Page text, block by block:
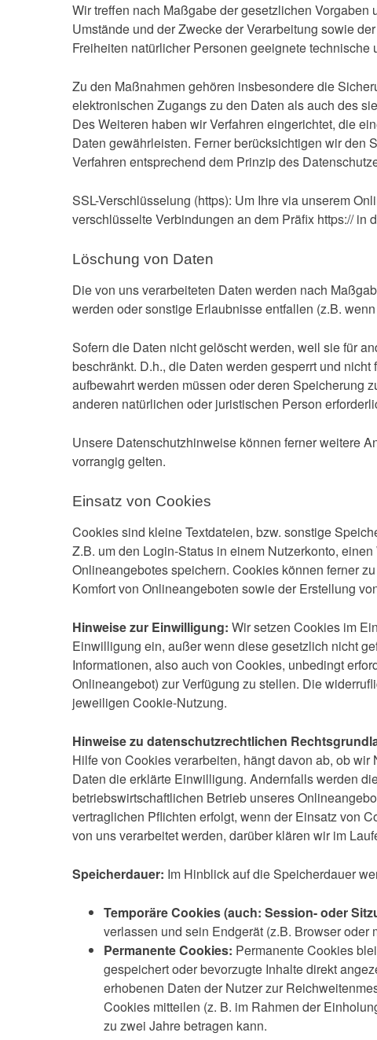
Wir treffen nach Maßgabe der gesetzlichen
Umstände und der Zwecke der Verarbeitung sowie
Freiheiten natürlicher Personen geeignete
Zu den Maßnahmen gehören insbesondere die
elektronischen Zugangs zu den Daten als auch des
Des Weiteren haben wir Verfahren eingerichtet, die
Daten gewährleisten. Ferner berücksichtigen wir den
Verfahren entsprechend dem Prinzip des
SSL-Verschlüsselung (https): Um Ihre via unserem
verschlüsselte Verbindungen an dem Präfix https:// in
Löschung von Daten
Die von uns verarbeiteten Daten werden nach
werden oder sonstige Erlaubnisse entfallen (z.B.
Sofern die Daten nicht gelöscht werden, weil sie für
beschränkt. D.h., die Daten werden gesperrt und
aufbewahrt werden müssen oder deren Speicherung
anderen natürlichen oder juristischen Person
Unsere Datenschutzhinweise können ferner weitere
vorrangig gelten.
Einsatz von Cookies
Cookies sind kleine Textdateien, bzw. sonstige
Z.B. um den Login-Status in einem Nutzerkonto,
Onlineangebotes speichern. Cookies können ferner
Komfort von Onlineangeboten sowie der Erstellung
Hinweise zur Einwilligung: Wir setzen Cookies im
Einwilligung ein, außer wenn diese gesetzlich nicht
Informationen, also auch von Cookies, unbedingt
Onlineangebot) zur Verfügung zu stellen. Die
jeweiligen Cookie-Nutzung.
Hinweise zu datenschutzrechtlichen
Hilfe von Cookies verarbeiten, hängt davon ab, ob
Daten die erklärte Einwilligung. Andernfalls werden
betriebswirtschaftlichen Betrieb unseres
vertraglichen Pflichten erfolgt, wenn der Einsatz von
von uns verarbeitet werden, darüber klären wir im
Speicherdauer: Im Hinblick auf die Speicherdauer
Temporäre Cookies (auch: Session- oder
verlassen und sein Endgerät (z.B. Browser
Permanente Cookies: Permanente Cookies
gespeichert oder bevorzugte Inhalte direkt
erhobenen Daten der Nutzer zur
Cookies mitteilen (z. B. im Rahmen der
zu zwei Jahre betragen kann.